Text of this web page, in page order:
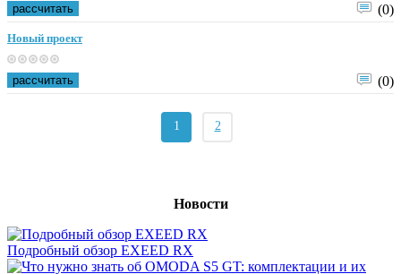
(0)
рассчитать
Новый проект
(0)
рассчитать
1 2
Новости
Подробный обзор EXEED RX